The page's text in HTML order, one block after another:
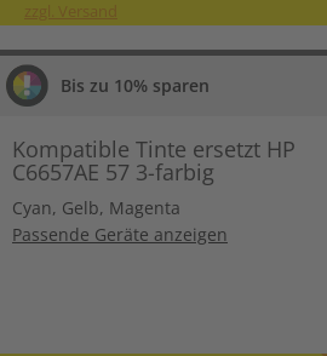
zzgl. Versand
Bis zu 10% sparen
Kompatible Tinte ersetzt HP
C6657AE 57 3-farbig
Cyan, Gelb, Magenta
Passende Geräte anzeigen